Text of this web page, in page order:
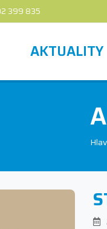
399 835
AKTUALITY